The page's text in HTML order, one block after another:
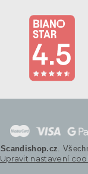
Scandishop.cz .
Upravit nastavení